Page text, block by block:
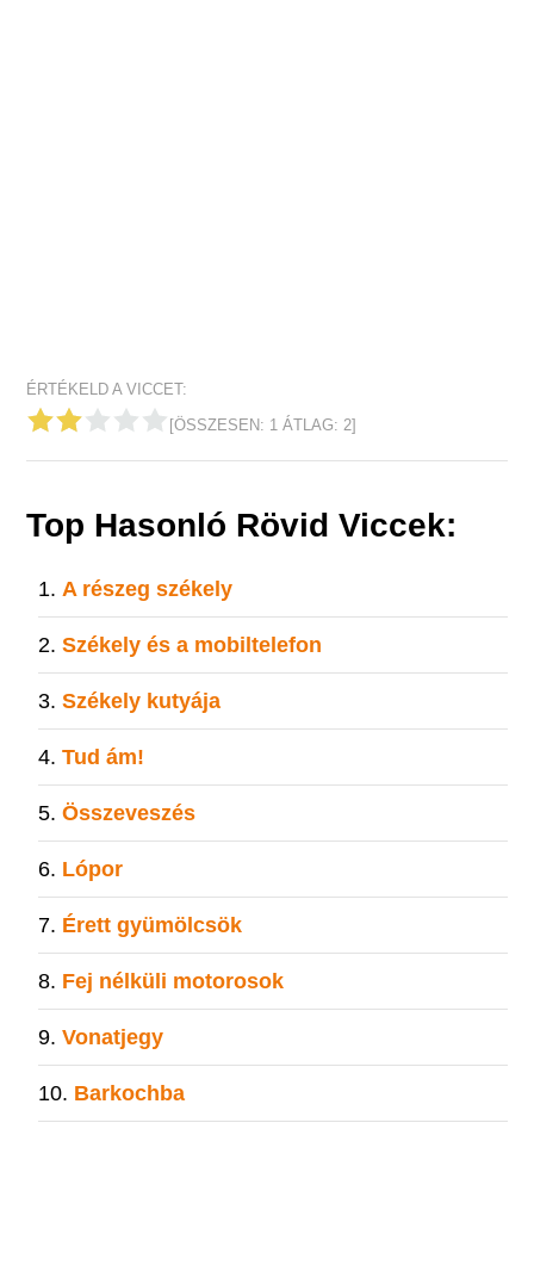
ÉRTÉKELD A VICCET:
[ÖSSZESEN: 1 ÁTLAG:2]
Top Hasonló Rövid Viccek:
A részeg székely
Székely és a mobiltelefon
Székely kutyája
Tud ám!
Összeveszés
Lópor
Érett gyümölcsök
Fej nélküli motorosok
Vonatjegy
Barkochba